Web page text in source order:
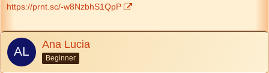
https://prnt.sc/-w8NzbhS1QpP
Ana Lucia
Beginner